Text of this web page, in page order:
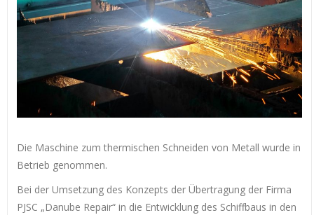
Die Maschine zum thermischen Schneiden von Metall wurde in
Betrieb genommen.
Bei der Umsetzung des Konzepts der Übertragung der Firma
PJSC „Danube Repair“ in die Entwicklung des Schiffbaus in den